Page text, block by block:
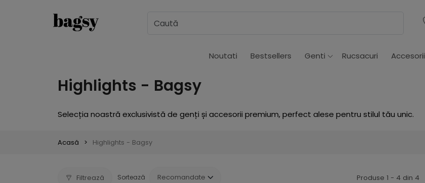
Noutati Bestsellers Genti Rucsacuri Accesorii
Highlights - Bagsy
Selecția noastră exclusivistă de genți și accesorii premium, perfect alese pentru stilul tău unic.
Acasă Highlights - Bagsy
Filtrează Sortează Produse 1 - 4 din 4